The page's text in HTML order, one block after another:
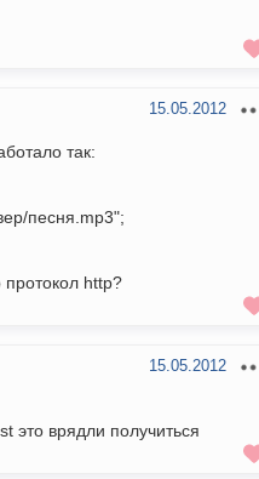
15.05.2012
так:
песня.mp3";
протокол http?
15.05.2012
это врядли получиться